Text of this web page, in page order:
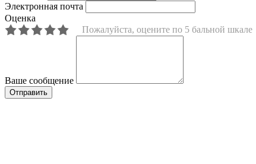
Электронная почта
Оценка
Пожалуйста, оцените по 5 бальной шкале
Ваше сообщение